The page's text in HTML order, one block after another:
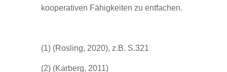
kooperativen Fähigkeiten zu entfachen.
(1) (Rosling, 2020), z.B. S.321
(2) (Karberg, 2011)